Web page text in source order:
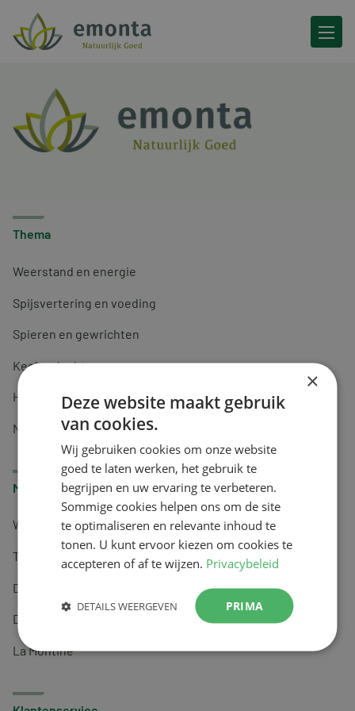
Ga naar de inhoud
Thema
Weerstand en energie
Spijsvertering en voeding
Spieren en gewrichten
Keel en luchtwegen
Huidverzorging
Nachtrust
Merken
Wapiti
Tai-Ginseng
Dermagíq
Draisma
La Montine
×
Deze website maakt gebruik
van cookies.
Wij gebruiken cookies om onze website
goed te laten werken, het gebruik te
begrijpen en uw ervaring te verbeteren.
Sommige cookies helpen ons om de site
te optimaliseren en relevante inhoud te
tonen. U kunt ervoor kiezen om cookies te
accepteren of af te wijzen. Privacybeleid
PRIMA
DETAILS WEERGEVEN